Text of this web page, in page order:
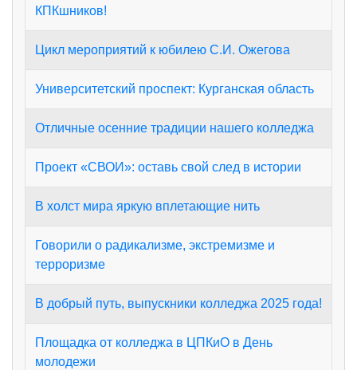
КПКшников!
Цикл мероприятий к юбилею С.И. Ожегова
Университетский проспект: Курганская область
Отличные осенние традиции нашего колледжа
Проект «СВОИ»: оставь свой след в истории
В холст мира яркую вплетающие нить
Говорили о радикализме, экстремизме и
терроризме
В добрый путь, выпускники колледжа 2025 года!
Площадка от колледжа в ЦПКиО в День
молодежи